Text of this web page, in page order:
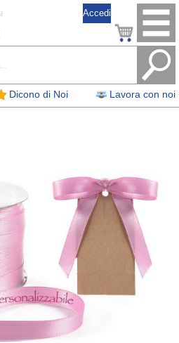
Dicono di Noi Lavora con noi